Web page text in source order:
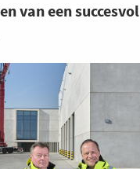
van een succesvol